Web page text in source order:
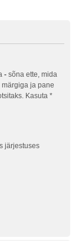
- sõna ette, mida
märgiga ja pane
järjestuses